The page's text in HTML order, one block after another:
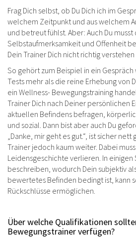
Frag Dich selbst, ob Du Dich ich im
welchem Zeitpunkt und aus welchem
und betreut fühlst. Aber: Auch Du musst
Selbstaufmerksamkeit und Offenheit
Dein Trainer Dich nicht richtig
So gehört zum Beispiel in ein
Tests mehr als die reine Erhebung von
ein Wellness- Bewegungstraining
Trainer Dich nach Deiner persönlichen
aktuellen Befindens befragen,
und sozial. Dann bist aber auch Du
„Danke, mir geht es gut.“, ist sicher
Trainer jedoch kaum weiter. Dabei
Leidensgeschichte verlieren. In einigen
beschreiben, wodurch Dein subjektiv
bewertetes Befinden bedingt ist, kann
Rückschlüsse ermöglichen.
Über welche Qualifikationen
Bewegungstrainer verfügen?